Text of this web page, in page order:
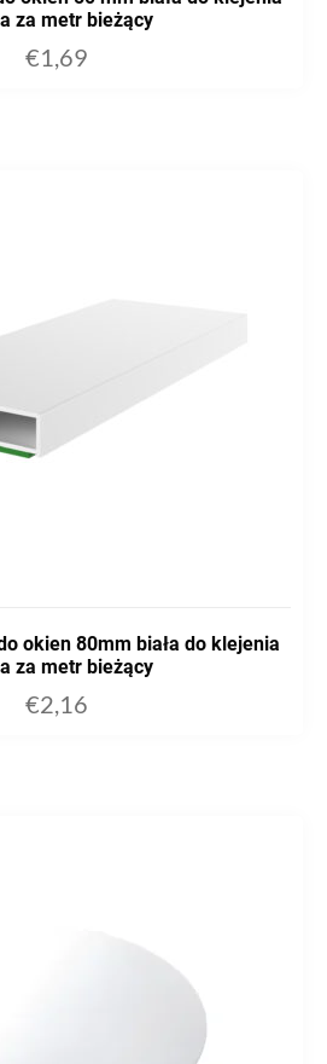
za metr bieżący
€1,69
okien 80mm biała do klejenia
za metr bieżący
€2,16